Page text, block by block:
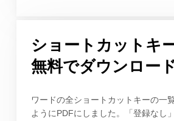
ショートカットキ
無料でダウンロー
ワードの全ショートカットキーの一
ようにPDFにしました。「登録なし